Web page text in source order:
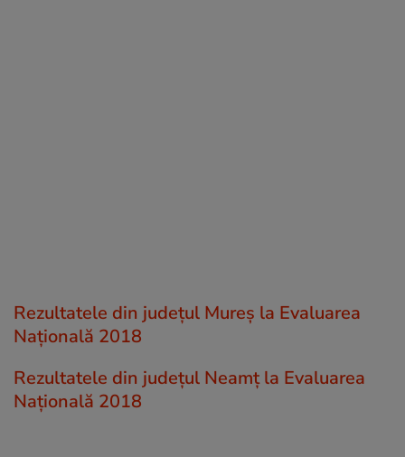
Rezultatele din județul Mureş la Evaluarea
Națională 2018
Rezultatele din județul Neamţ la Evaluarea
Națională 2018